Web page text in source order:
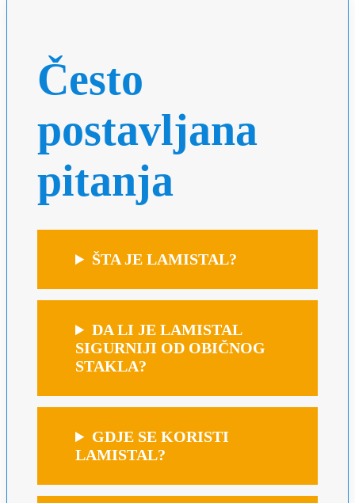
Često
postavljana
pitanja
ŠTA JE LAMISTAL?
DA LI JE LAMISTAL
SIGURNIJI OD OBIČNOG
STAKLA?
GDJE SE KORISTI
LAMISTAL?